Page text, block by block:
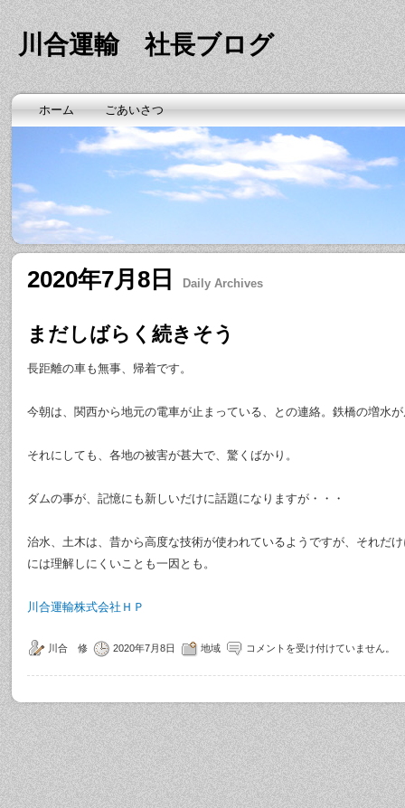
川合運輸 社長ブログ
ホーム ごあいさつ
2020年7月8日 Daily Archives
まだしばらく続きそう
長距離の車も無事、帰着です。
今朝は、関西から地元の電車が止まっている、との連絡。鉄橋の増水
それにしても、各地の被害が甚大で、驚くばかり。
ダムの事が、記憶にも新しいだけに話題になりますが・・・
治水、土木は、昔から高度な技術が使われているようですが、それだ
には理解しにくいことも一因とも。
川合運輸株式会社ＨＰ
川合 修 2020年7月8日 地域 コメントを受け付けていません。